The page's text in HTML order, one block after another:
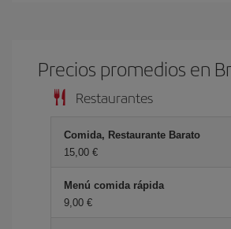
Precios promedios en
Restaurantes
Comida, Restaurante Barato
15,00 €
Menú comida rápida
9,00 €